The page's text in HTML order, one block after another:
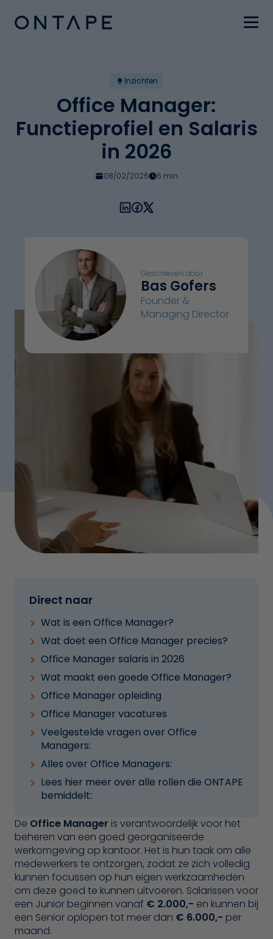
Inzichten
Office Manager:
Functieprofiel en Salaris
in 2026
08/02/2026 6 min
Geschreven door
Bas Gofers
Founder &
Managing Director
Direct naar
Wat is een Office Manager?
Wat doet een Office Manager precies?
Office Manager salaris in 2026
Wat maakt een goede Office Manager?
Office Manager opleiding
Office Manager vacatures
Veelgestelde vragen over Office
Managers:
Alles over Office Managers:
Lees hier meer over alle rollen die ONTAPE
bemiddelt:
De Office Manager is verantwoordelijk voor het
beheren van een goed georganiseerde
werkomgeving op kantoor. Het is hun taak om alle
medewerkers te ontzorgen, zodat ze zich volledig
kunnen focussen op hun eigen werkzaamheden
om deze goed te kunnen uitvoeren. Salarissen voor
een Junior beginnen vanaf € 2.000,- en kunnen bij
een Senior oplopen tot meer dan € 6.000,- per
maand.